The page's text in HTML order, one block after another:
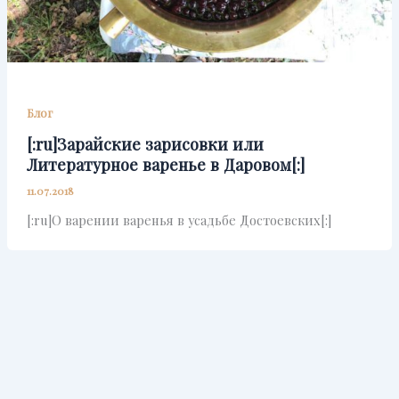
Блог
[:ru]Зарайские зарисовки или
Литературное варенье в Даровом[:]
11.07.2018
[:ru]О варении варенья в усадьбе Достоевских[:]